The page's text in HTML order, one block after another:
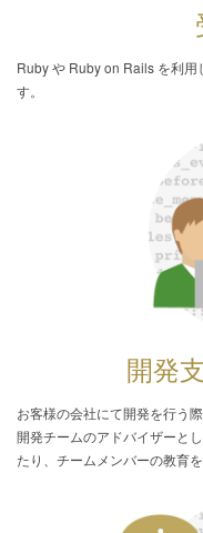
Ruby や Ruby on Rails を利用
す。
開発
お客様の会社にて開発を行う
開発チームのアドバイザーと
たり、チームメンバーの教育